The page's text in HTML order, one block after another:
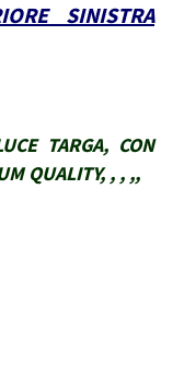
SINISTRA
TARGA, CON
QUALITY, , , ,,